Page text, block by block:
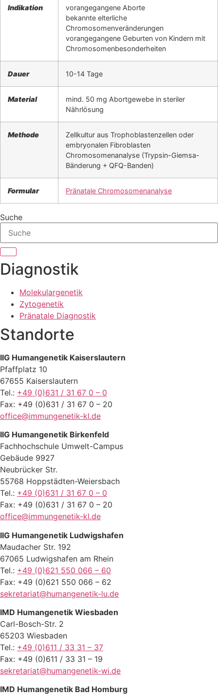
Indikation
vorangegangene Aborte
bekannte elterliche
Chromosomenveränderungen
vorangegangene Geburten von Kindern mit
Chromosomenbesonderheiten
Dauer 10-14 Tage
Material
mind. 50 mg Abortgewebe in steriler
Nährlösung
Methode
Zellkultur aus Trophoblastenzellen oder
embryonalen Fibroblasten
Chromosomenanalyse (Trypsin-Giemsa-
Bänderung + QFQ-Banden)
Formular Pränatale Chromosomenanalyse
Suche
Diagnostik
Molekulargenetik
Zytogenetik
Pränatale Diagnostik
Standorte
IIG Humangenetik Kaiserslautern
Pfaffplatz 10
67655 Kaiserslautern
Tel.: +49 (0)631 / 31 67 0 – 0
Fax: +49 (0)631 / 31 67 0 – 20
office@immungenetik-kl.de
IIG Humangenetik Birkenfeld
Fachhochschule Umwelt-Campus
Gebäude 9927
Neubrücker Str.
55768 Hoppstädten-Weiersbach
Tel.: +49 (0)631 / 31 67 0 – 0
Fax: +49 (0)631 / 31 67 0 – 20
office@immungenetik-kl.de
IIG Humangenetik Ludwigshafen
Maudacher Str. 192
67065 Ludwigshafen am Rhein
Tel.: +49 (0)621 550 066 – 60
Fax: +49 (0)621 550 066 – 62
sekretariat@humangenetik-lu.de
IMD Humangenetik Wiesbaden
Carl-Bosch-Str. 2
65203 Wiesbaden
Tel.: +49 (0)611 / 33 31 – 37
Fax: +49 (0)611 / 33 31 – 19
sekretariat@humangenetik-wi.de
IMD Humangenetik Bad Homburg